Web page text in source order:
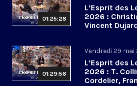
01:25:28
L’Esprit des
2026 :
Vincent
01:29:56
Vendredi 29 mai
L’Esprit des
2026 : T.
Cordelier,